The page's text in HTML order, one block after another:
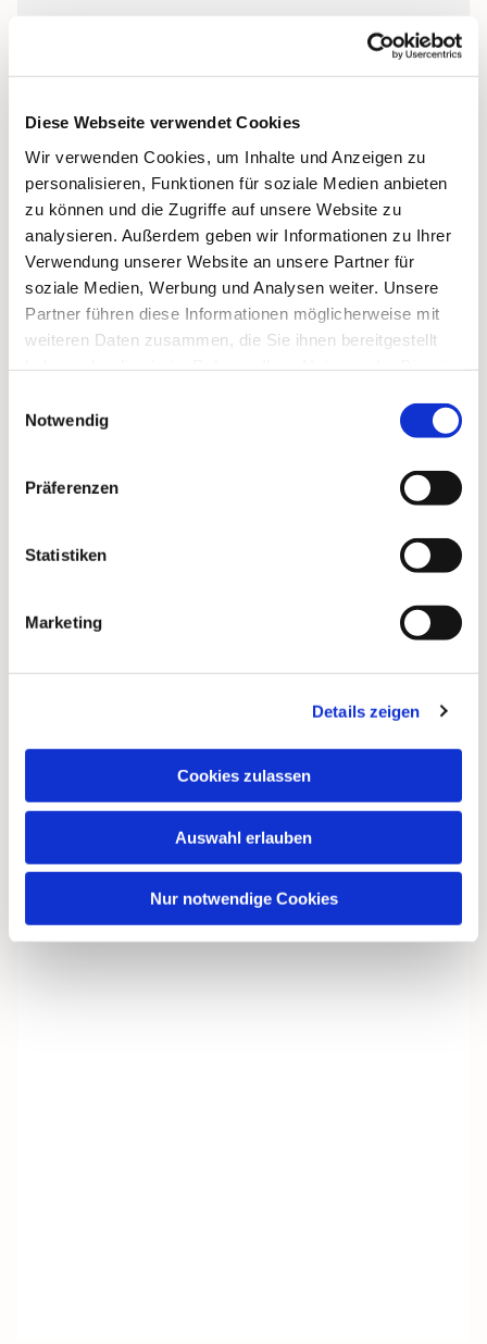
Diese Webseite verwendet Cookies
Wir verwenden Cookies, um Inhalte und Anzeigen zu
personalisieren, Funktionen für soziale Medien anbieten
zu können und die Zugriffe auf unsere Website zu
analysieren. Außerdem geben wir Informationen zu Ihrer
Verwendung unserer Website an unsere Partner für
soziale Medien, Werbung und Analysen weiter. Unsere
Partner führen diese Informationen möglicherweise mit
weiteren Daten zusammen, die Sie ihnen bereitgestellt
Notwendig
Präferenzen
Statistiken
Marketing
Details zeigen
Cookies zulassen
Auswahl erlauben
Nur notwendige Cookies
Samstag, 27. November 2027, 17:30 -
17:50 Uhr
Heilig Kreuz, Altentreptow,
Klüschenberg, Katholischer Berg,
17087 Altentreptow
Dies könnte Sie auch
interessieren